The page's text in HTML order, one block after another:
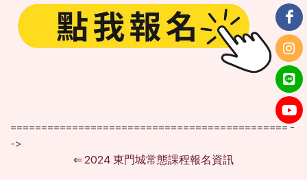
============================================= -
->
⇐2024 東門城常態課程報名資訊